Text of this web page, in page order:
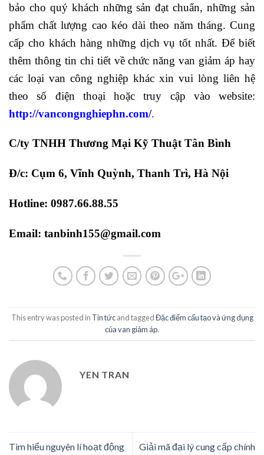
bảo cho quý khách những sản đạt chuẩn, những sản
phẩm chất lượng cao kéo dài theo năm tháng. Cung
cấp cho khách hàng những dịch vụ tốt nhất. Để biết
thêm thông tin chi tiết về chức năng van giảm áp hay
các loại van công nghiệp khác xin vui lòng liên hệ
theo số điện thoại hoặc truy cập vào website:
http://vancongnghiephn.com/.
C/ty TNHH Thương Mại Kỹ Thuật Tân Bình
Đ/c: Cụm 6, Vĩnh Quỳnh, Thanh Trì, Hà Nội
Hotline: 0987.66.88.55
Email: tanbinh155@gmail.com
This entry was posted in Tin tứcand taggedĐặc điểm cấu tạo và ứng dụng
của van giảm áp.
YEN TRAN
Tìm hiểu nguyên lí hoạt động
Giải mã đại lý cung cấp chính